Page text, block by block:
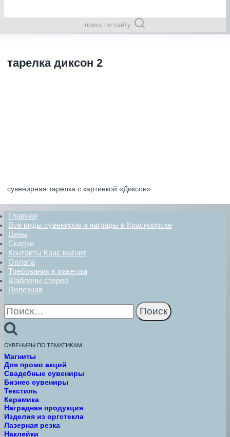
поиск по сайту
тарелка диксон 2
сувенирная тарелка с картинкой «Диксон»
Главная
Все виды сувениров и награды в Красноярске
Цены
Скидки
Контакты Крас магнит
Оплата
Требования к макетам
Шаблоны стерео
Полезная
Найти:
СУВЕНИРЫ ПО ТЕМАТИКАМ
Магниты
Для промо акций
Свадебные сувениры
Бизнес сувениры
Текстиль
Керамика
Наградная продукция
Изделия из оргстекла
Лазерная резка
Наклейки